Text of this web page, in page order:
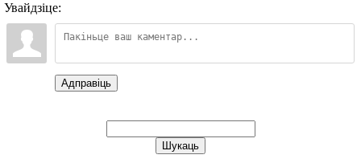
Увайдзіце:
Адправіць